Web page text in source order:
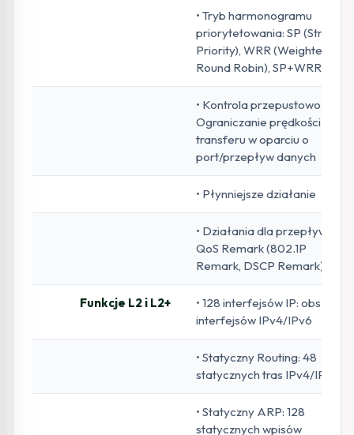
• Tryb harmonogramu
priorytetowania: SP (Strict
Priority), WRR (Weighted
Round Robin), SP+WRR
• Kontrola przepustowości:
Ograniczanie prędkości
transferu w oparciu o
port/przepływ danych
• Płynniejsze działanie
• Działania dla przepływów:
QoS Remark (802.1P
Remark, DSCP Remark)
Funkcje L2 i L2+
• 128 interfejsów IP: obsługa
interfejsów IPv4/IPv6
• Statyczny Routing: 48
statycznych tras IPv4/IPv6
• Statyczny ARP: 128
statycznych wpisów